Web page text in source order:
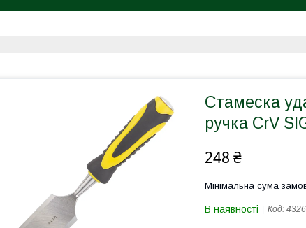
Стамеска
ручка CrV
248 ₴
Мінімальна сума
В наявності Код: